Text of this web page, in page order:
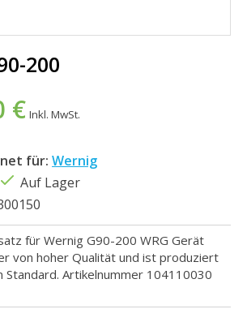
200
€ Inkl. MwSt.
für: Wernig
Auf Lager
für Wernig G90-200 WRG Gerät
von hoher Qualität und ist produziert
Standard. Artikelnummer 104110030